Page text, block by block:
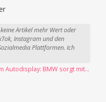
Artikel mehr Wert oder
Instagram und den
Plattformen. Ich
→ Werbung auf dem Autodisplay: BMW sorgt mit Spider-Man-Werbung für scharfe Kritik